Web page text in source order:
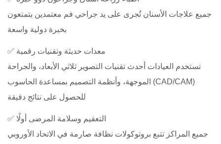
جميع علاجات الأسنان تُجرى على يد جراحي فم معتمدين يتمتعون
بخبرة دولية واسعة
✅ معدات حديثة وتقنيات رقمية
تستخدم العيادات أحدث تقنيات التصوير ثلاثي الأبعاد، والجراحة
الموجهة، وأنظمة التصميم بمساعدة الحاسوب (CAD/CAM)
للحصول على نتائج دقيقة
✅ التعقيم وسلامة المرضى أولًا
جميع المراكز تتبع بروتوكولات نظافة صارمة في الاتحاد الأوروبي